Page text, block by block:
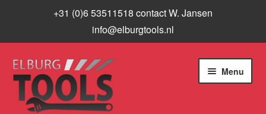
+31 (0)6 53511518 contact W. Jansen
info@elburgtools.nl
Ga
door
naar
navigatie
Ga
naar
inhoud
Menu